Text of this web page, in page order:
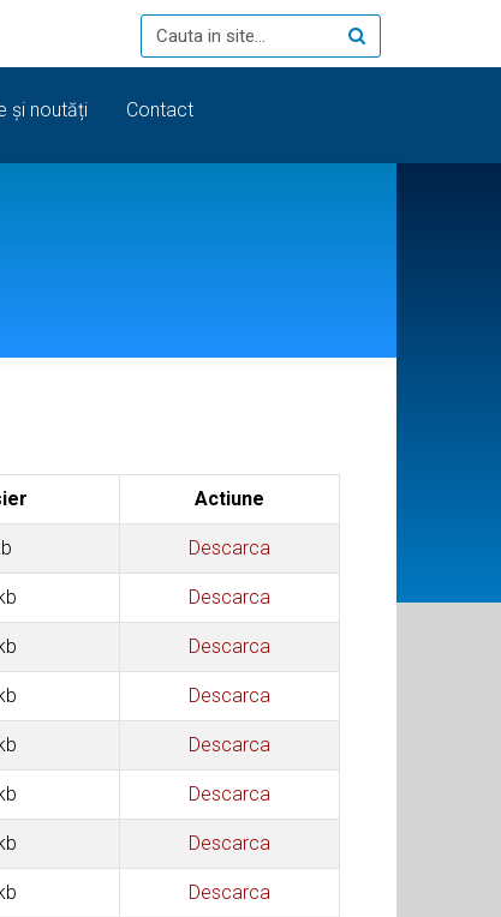
și noutăți Contact
Actiune
Descarca
Descarca
Descarca
Descarca
Descarca
Descarca
Descarca
Descarca